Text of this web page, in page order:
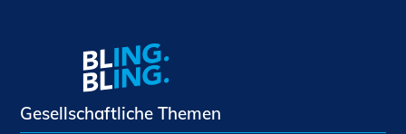
Gesellschaftliche Themen